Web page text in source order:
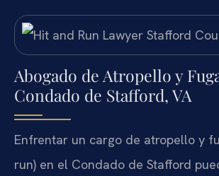
Abogado de Atropello y
Condado de Stafford, VA
Enfrentar un cargo de atropello y
run) en el Condado de Stafford